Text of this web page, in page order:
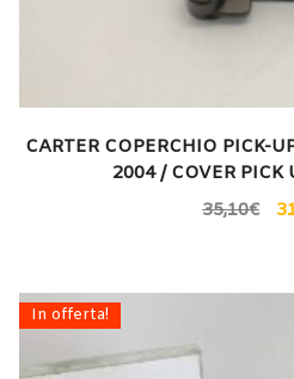
CARTER COPERCHIO PICK-
2004 / COVER PICK
35,10€
In offerta!